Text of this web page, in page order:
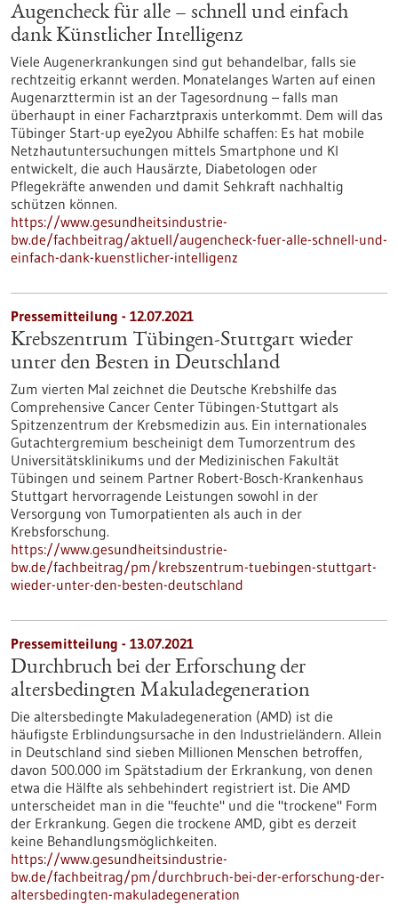
Augencheck für alle – schnell und einfach
dank Künstlicher Intelligenz
Viele Augenerkrankungen sind gut behandelbar, falls sie
rechtzeitig erkannt werden. Monatelanges Warten auf einen
Augenarzttermin ist an der Tagesordnung – falls man
überhaupt in einer Facharztpraxis unterkommt. Dem will das
Tübinger Start-up eye2you Abhilfe schaffen: Es hat mobile
Netzhautuntersuchungen mittels Smartphone und KI
entwickelt, die auch Hausärzte, Diabetologen oder
Pflegekräfte anwenden und damit Sehkraft nachhaltig
schützen können.
https://www.gesundheitsindustrie-
bw.de/fachbeitrag/aktuell/augencheck-fuer-alle-schnell-und-
einfach-dank-kuenstlicher-intelligenz
Pressemitteilung - 12.07.2021
Krebszentrum Tübingen-Stuttgart wieder
unter den Besten in Deutschland
Zum vierten Mal zeichnet die Deutsche Krebshilfe das
Comprehensive Cancer Center Tübingen-Stuttgart als
Spitzenzentrum der Krebsmedizin aus. Ein internationales
Gutachtergremium bescheinigt dem Tumorzentrum des
Universitätsklinikums und der Medizinischen Fakultät
Tübingen und seinem Partner Robert-Bosch-Krankenhaus
Stuttgart hervorragende Leistungen sowohl in der
Versorgung von Tumorpatienten als auch in der
Krebsforschung.
https://www.gesundheitsindustrie-
bw.de/fachbeitrag/pm/krebszentrum-tuebingen-stuttgart-
wieder-unter-den-besten-deutschland
Pressemitteilung - 13.07.2021
Durchbruch bei der Erforschung der
altersbedingten Makuladegeneration
Die altersbedingte Makuladegeneration (AMD) ist die
häufigste Erblindungsursache in den Industrieländern. Allein
in Deutschland sind sieben Millionen Menschen betroffen,
davon 500.000 im Spätstadium der Erkrankung, von denen
etwa die Hälfte als sehbehindert registriert ist. Die AMD
unterscheidet man in die "feuchte" und die "trockene" Form
der Erkrankung. Gegen die trockene AMD, gibt es derzeit
keine Behandlungsmöglichkeiten.
https://www.gesundheitsindustrie-
bw.de/fachbeitrag/pm/durchbruch-bei-der-erforschung-der-
altersbedingten-makuladegeneration